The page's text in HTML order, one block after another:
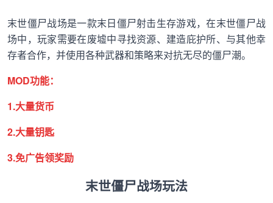
末世僵尸战场是一款末日僵尸射击生存游戏，在末世僵尸战
场中，玩家需要在废墟中寻找资源、建造庇护所、与其他幸
存者合作，并使用各种武器和策略来对抗无尽的僵尸潮。
MOD功能：
1.大量货币
2.大量钥匙
3.免广告领奖励
末世僵尸战场玩法